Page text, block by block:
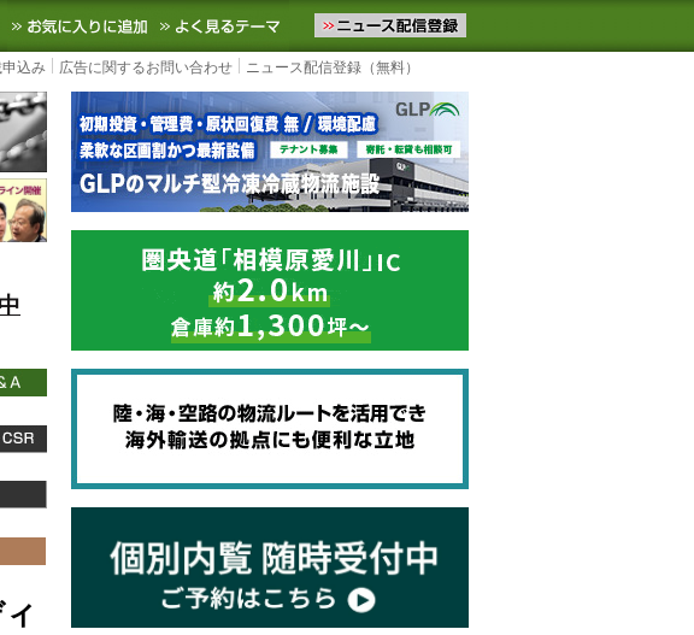
の最新の物流ニュースをお届けします。物流ニュースメール配信を登録す
お気に入りに追加 よく見るテーマ
込み 広告に関するお問い合わせ ニュース配信登録（無料）